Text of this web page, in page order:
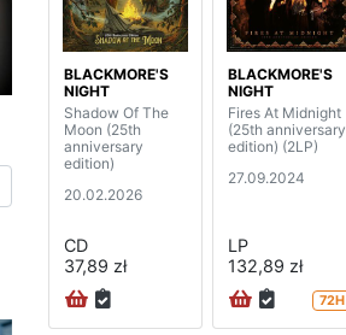
BLACKMORE'S
NIGHT
Shadow Of The
Moon (25th
anniversary
edition)
20.02.2026
CD
37,89 zł
BLACKMORE'S
NIGHT
Fires At Midnight
(25th anniversary
edition) (2LP)
27.09.2024
LP
132,89 zł
72H